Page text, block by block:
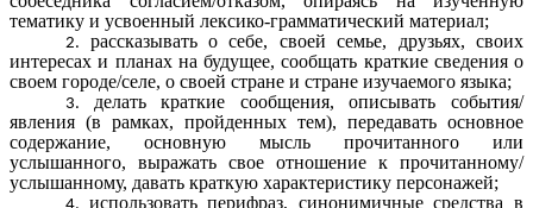
тематику и усвоенный лексико-грамматический материал;
рассказывать о себе, своей семье, друзьях, своих
интересах и планах на будущее, сообщать краткие сведения о
своем городе/селе, о своей стране и стране изучаемого языка;
делать краткие сообщения, описывать события/
явления (в рамках, пройденных тем), передавать основное
содержание, основную мысль прочитанного или
услышанного, выражать свое отношение к прочитанному/
услышанному, давать краткую характеристику персонажей;
использовать перифраз, синонимичные средства в